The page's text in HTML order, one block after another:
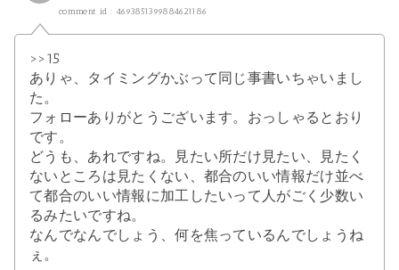
comment id : 4693851399884621186
>>15
ありゃ、タイミングかぶって同じ事書いちゃいまし
た。
フォローありがとうございます。おっしゃるとおり
です。
どうも、あれですね。見たい所だけ見たい、見たく
ないところは見たくない、都合のいい情報だけ並べ
て都合のいい情報に加工したいって人がごく少数い
るみたいですね。
なんでなんでしょう、何を焦っているんでしょうね
ぇ。